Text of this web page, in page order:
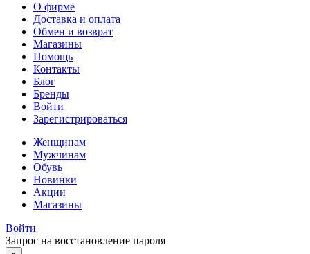
О фирме
Доставка и оплата
Обмен и возврат
Магазины
Помощь
Контакты
Блог
Бренды
Войти
Зарегистрироваться
Женщинам
Мужчинам
Обувь
Новинки
Акции
Магазины
Войти
Запрос на восстановление пароля